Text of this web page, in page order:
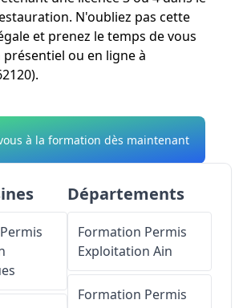
N'oubliez pas cette
et prenez le temps de vous
ou en ligne à
à la formation dès maintenant
Départements
Formation Permis
Exploitation Ain
Formation Permis